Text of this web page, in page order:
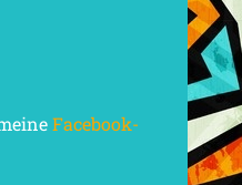
Facebook-